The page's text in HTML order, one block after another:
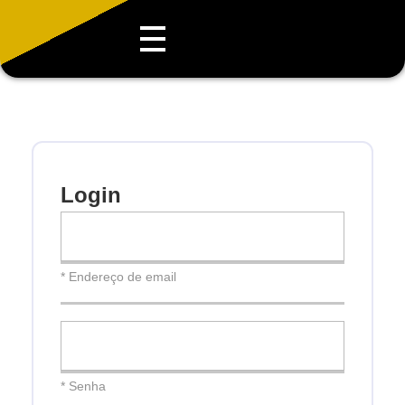
Login
* Endereço de email
* Senha